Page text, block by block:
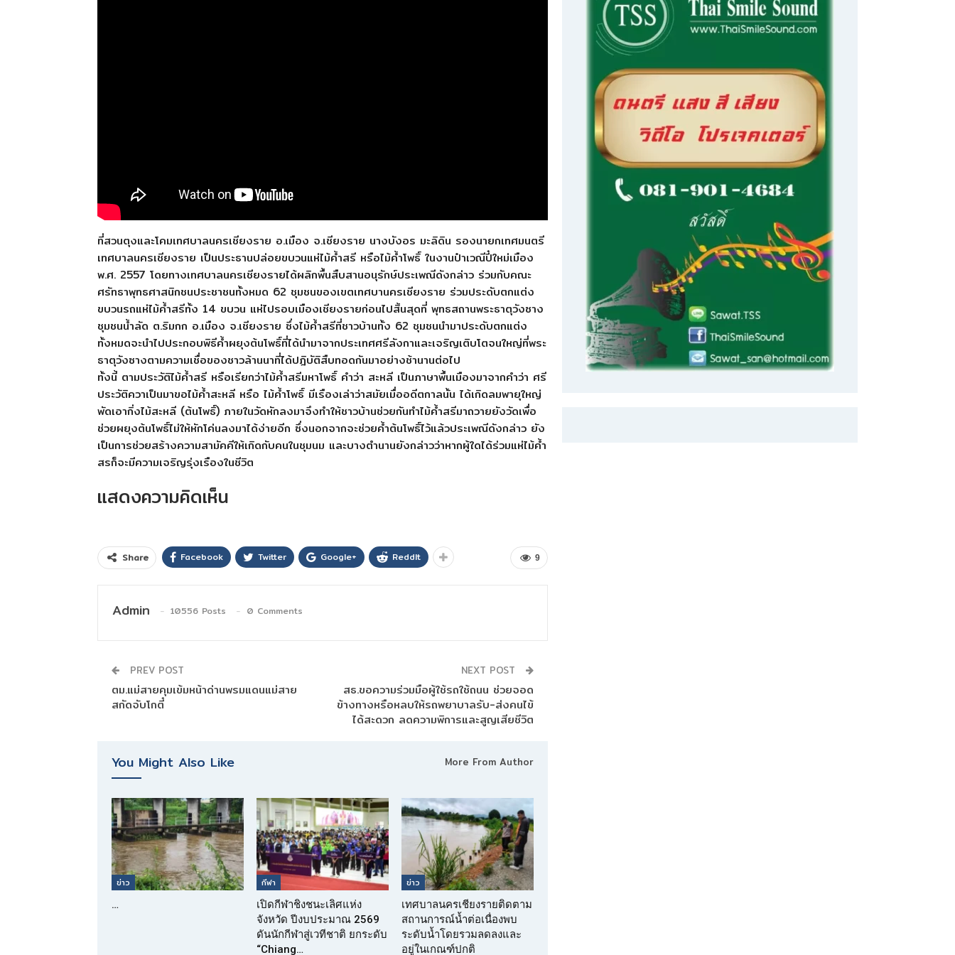
ที่สวนตุงและโคมเทศบาลนครเชียงราย อ.เมือง จ.เชียงราย นางบังอร มะลิดิน รองนายกเทศมนตรี
เทศบาลนครเชียงราย เป็นประธานปล่อยขบวนแห่ไม้ค้ำสรี หรือไม้ค้ำโพธิ์ ในงานป๋าเวณีปี๋ใหม่เมือง
พ.ศ. 2557 โดยทางเทศบาลนครเชียงรายได้ผลิกพื้นสืบสานอนุรักษ์ประเพณีดังกล่าว ร่วมกับคณะ
ศรัทธาพุทธศาสนิกชนประชาชนทั้งหมด 62 ชุมชนของเขตเทศบานครเชียงราย ร่วมประดับตกแต่ง
ขบวนรถแห่ไม้ค้ำสรีทั้ง 14 ขบวน แห่ไปรอบเมืองเชียงรายก่อนไปสิ้นสุดที่ พุทธสถานพระธาตุวังซาง
ชุมชนน้ำลัด ต.ริมกก อ.เมือง จ.เชียงราย ซึ่งไม้ค้ำสรีที่ชาวบ้านทั้ง 62 ชุมชนนำมาประดับตกแต่ง
ทั้งหมดจะนำไปประกอบพิธีค้ำผยุงต้นโพธิ์ที่ได้นำมาจากประเทศศรีลังกาและเจริญเติบโตจนใหญ่ที่พระ
ธาตุวังซางตามความเชื่อของชาวล้านนาที่ได้ปฎิบัติสืบทอดกันมาอย่างช้านานต่อไป
ทั้งนี้ ตามประวัติไม้ค้ำสรี หรือเรียกว่าไม้ค้ำสรีมหาโพธิ์ คำว่า สะหลี เป็นภาษาพื้นเมืองมาจากคำว่า ศรี
ประวัติควาเป็นมาขอไม้ค้ำสะหลี หรือ ไม้ค้ำโพธิ์ มีเรืองเล่าว่าสมัยเมื่ออดีตกาลนั้น ได้เกิดลมพายุใหญ่
พัดเอากิ่งไม้สะหลี (ต้นโพธิ์) ภายในวัดหักลงมาจึงทำให้ชาวบ้านช่วยกันทำไม้ค้ำสรีมาถวายยังวัดเพื่อ
ช่วยผยุงต้นโพธิ์ไม่ให้หักโค่นลงมาได้ง่ายอีก ซึ่งนอกจากจะช่วยค้ำต้นโพธิ์ไว้แล้วประเพณีดังกล่าว ยัง
เป็นการช่วยสร้างความสามัคคีให้เกิดกับคนในชุมนม และบางตำนานยังกล่าวว่าหากผู้ใดได้ร่วมแห่ไม้ค้ำ
สรก็จะมีความเจริญรุ่งเรืองในชีวิต
แสดงความคิดเห็น
9
Share Facebook Twitter Google+ ReddIt
Admin 10556 Posts 0 Comments
PREV POST
ตม.แม่สายคุมเข้มหน้าด่านพรมแดนแม่สาย
สกัดจับโกตี๋
NEXT POST
สธ.ขอความร่วมมือผู้ใช้รถใช้ถนน ช่วยจอด
ข้างทางหรือหลบให้รถพยาบาลรับ-ส่งคนไข้
ได้สะดวก ลดความพิการและสูญเสียชีวิต
You Might Also Like More From Author
ข่าว
…
กีฬา
เปิดกีฬาชิงชนะเลิศแห่ง
จังหวัด ปีงบประมาณ 2569
ดันนักกีฬาสู่เวทีชาติ ยกระดับ
“Chiang…
ข่าว
เทศบาลนครเชียงรายติดตาม
สถานการณ์น้ำต่อเนื่องพบ
ระดับน้ำโดยรวมลดลงและ
อยู่ในเกณฑ์ปกติ